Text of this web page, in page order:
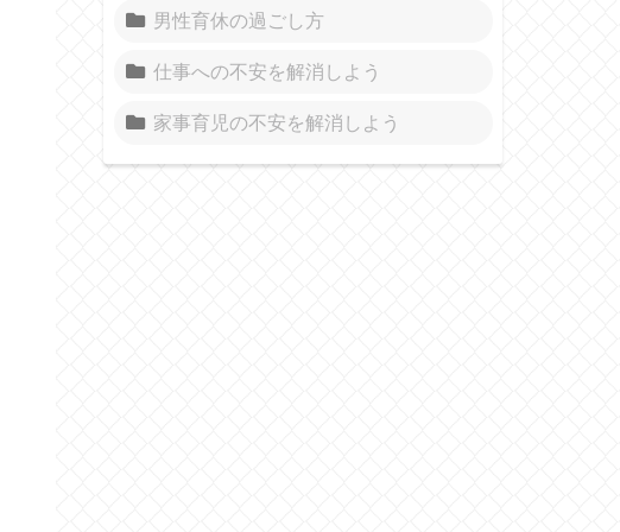
男性育休の過ごし方
仕事への不安を解消しよう
家事育児の不安を解消しよう